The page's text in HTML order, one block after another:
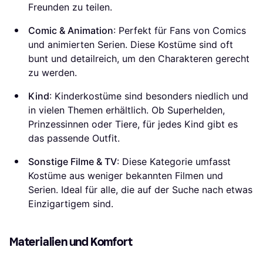
Freunden zu teilen.
Comic & Animation: Perfekt für Fans von Comics
und animierten Serien. Diese Kostüme sind oft
bunt und detailreich, um den Charakteren gerecht
zu werden.
Kind: Kinderkostüme sind besonders niedlich und
in vielen Themen erhältlich. Ob Superhelden,
Prinzessinnen oder Tiere, für jedes Kind gibt es
das passende Outfit.
Sonstige Filme & TV: Diese Kategorie umfasst
Kostüme aus weniger bekannten Filmen und
Serien. Ideal für alle, die auf der Suche nach etwas
Einzigartigem sind.
Materialien und Komfort